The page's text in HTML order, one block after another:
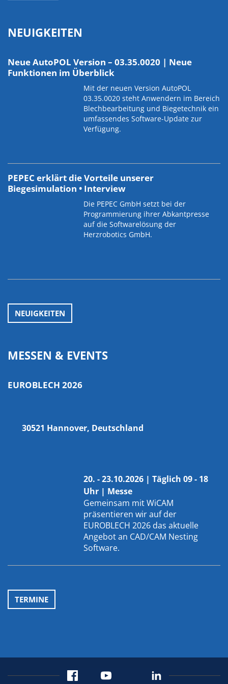
NEUIGKEITEN
Neue AutoPOL Version – 03.35.0020 | Neue
Funktionen im Überblick
Mit der neuen Version AutoPOL
03.35.0020 steht Anwendern im Bereich
Blechbearbeitung und Biegetechnik ein
umfassendes Software-Update zur
Verfügung.
PEPEC erklärt die Vorteile unserer
Biegesimulation • Interview
Die PEPEC GmbH setzt bei der
Programmierung ihrer Abkantpresse
auf die Softwarelösung der
Herzrobotics GmbH.
NEUIGKEITEN
MESSEN & EVENTS
EUROBLECH 2026
30521 Hannover, Deutschland
20. - 23.10.2026 | Täglich 09 - 18
Uhr | Messe
Gemeinsam mitWiCAM
präsentieren wir auf der
EUROBLECH 2026 das aktuelle
Angebot an CAD/CAM Nesting
Software.
TERMINE